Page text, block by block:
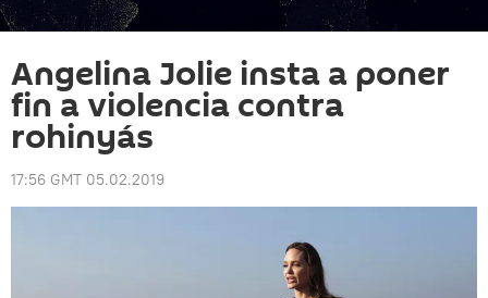
Angelina Jolie insta a poner
fin a violencia contra
rohinyás
17:56 GMT 05.02.2019